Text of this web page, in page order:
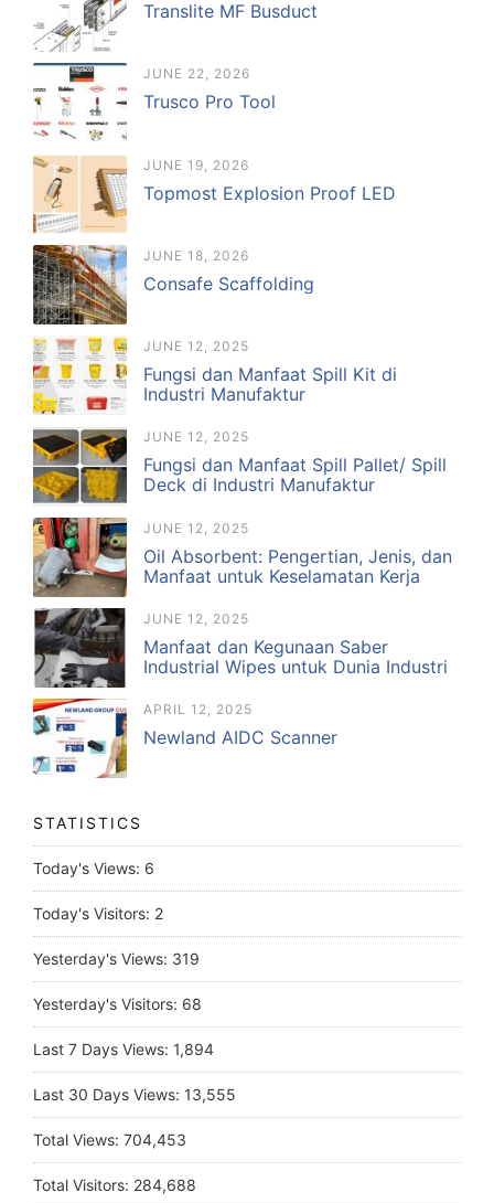
Translite MF Busduct
JUNE 22, 2026
Trusco Pro Tool
JUNE 19, 2026
Topmost Explosion Proof LED
JUNE 18, 2026
Consafe Scaffolding
JUNE 12, 2025
Fungsi dan Manfaat Spill Kit di
Industri Manufaktur
JUNE 12, 2025
Fungsi dan Manfaat Spill Pallet/ Spill
Deck di Industri Manufaktur
JUNE 12, 2025
Oil Absorbent: Pengertian, Jenis, dan
Manfaat untuk Keselamatan Kerja
JUNE 12, 2025
Manfaat dan Kegunaan Saber
Industrial Wipes untuk Dunia Industri
APRIL 12, 2025
Newland AIDC Scanner
STATISTICS
Today's Views: 6
Today's Visitors: 2
Yesterday's Views: 319
Yesterday's Visitors: 68
Last 7 Days Views: 1,894
Last 30 Days Views: 13,555
Total Views: 704,453
Total Visitors: 284,688